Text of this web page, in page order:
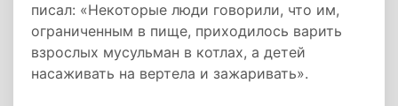
писал: «Некоторые люди говорили, что им,
ограниченным в пище, приходилось варить
взрослых мусульман в котлах, а детей
насаживать на вертела и зажаривать».